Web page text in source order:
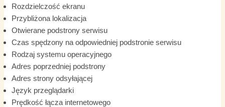
Rozdzielczość ekranu
Przybliżona lokalizacja
Otwierane podstrony serwisu
Czas spędzony na odpowiedniej podstronie serwisu
Rodzaj systemu operacyjnego
Adres poprzedniej podstrony
Adres strony odsyłającej
Język przeglądarki
Prędkość łącza internetowego